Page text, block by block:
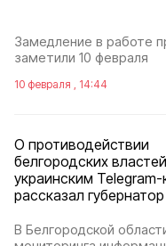
Замедление в работе
заметили 10 февраля
10 февраля , 14:44
О противодействии
белгородских властей
украинским
рассказал
В Белгородской